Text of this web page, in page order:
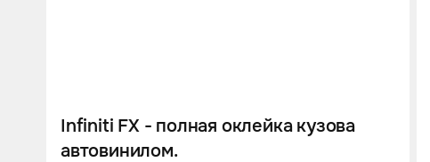
Infiniti FX - полная оклейка кузова
автовинилом.